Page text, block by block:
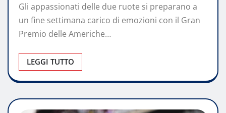
Gli appassionati delle due ruote si preparano a
un fine settimana carico di emozioni con il Gran
Premio delle Americhe…
LEGGI TUTTO